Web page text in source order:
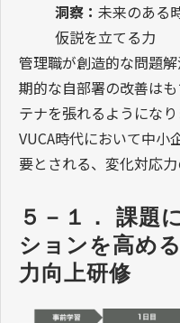
洞察： 未来のある
仮説を立てる力
管理職が創造的な問題
期的な自部署の改善は
テナを張れるようになり
VUCA時代において中小
要とされる、変化対応力
５－１． 課題
ションを高め
力向上研修